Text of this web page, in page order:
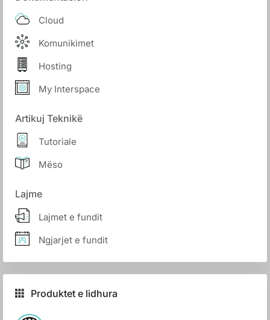
Cloud
Komunikimet
Hosting
My Interspace
Artikuj Teknikë
Tutoriale
Mëso
Lajme
Lajmet e fundit
Ngjarjet e fundit
Produktet e lidhura